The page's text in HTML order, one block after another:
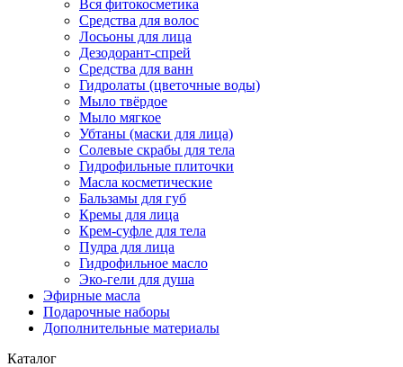
Вся фитокосметика
Средства для волос
Лосьоны для лица
Дезодорант-спрей
Средства для ванн
Гидролаты (цветочные воды)
Мыло твёрдое
Мыло мягкое
Убтаны (маски для лица)
Солевые скрабы для тела
Гидрофильные плиточки
Масла косметические
Бальзамы для губ
Кремы для лица
Крем-суфле для тела
Пудра для лица
Гидрофильное масло
Эко-гели для душа
Эфирные масла
Подарочные наборы
Дополнительные материалы
Каталог